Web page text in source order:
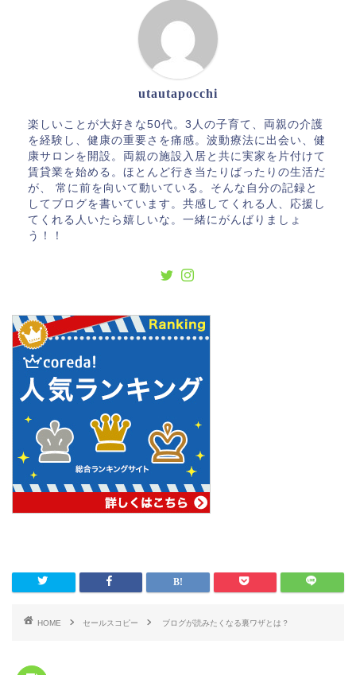
utautapocchi
楽しいことが大好きな50代。3人の子育て、両親の介護
を経験し、健康の重要さを痛感。波動療法に出会い、健
康サロンを開設。両親の施設入居と共に実家を片付けて
賃貸業を始める。ほとんど行き当たりばったりの生活だ
が、 常に前を向いて動いている。そんな自分の記録と
してブログを書いています。共感してくれる人、応援し
てくれる人いたら嬉しいな。一緒にがんばりましょ
う！！
HOME セールスコピー ブログが読みたくなる裏ワザとは？